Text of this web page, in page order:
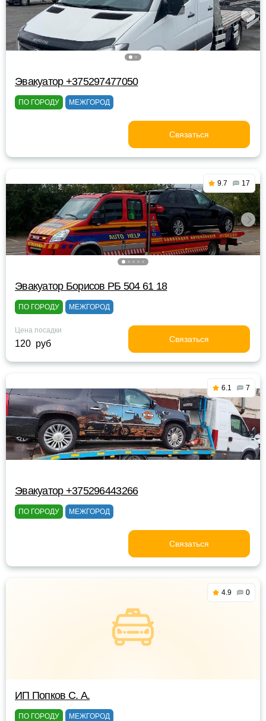
Эвакуатор +375297477050
ПО ГОРОДУ МЕЖГОРОД
Связаться
9.7 17
Эвакуатор Борисов РБ 504 61 18
ПО ГОРОДУ МЕЖГОРОД
Цена посадки
120 руб Связаться
6.1 7
Эвакуатор +375296443266
ПО ГОРОДУ МЕЖГОРОД
Связаться
4.9 0
ИП Попков С. А.
ПО ГОРОДУ МЕЖГОРОД